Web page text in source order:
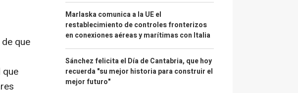
que
que
Marlaska comunica a la UE el
restablecimiento de controles fronterizos
en conexiones aéreas y marítimas con Italia
Sánchez felicita el Día de Cantabria, que hoy
recuerda "su mejor historia para construir el
mejor futuro"